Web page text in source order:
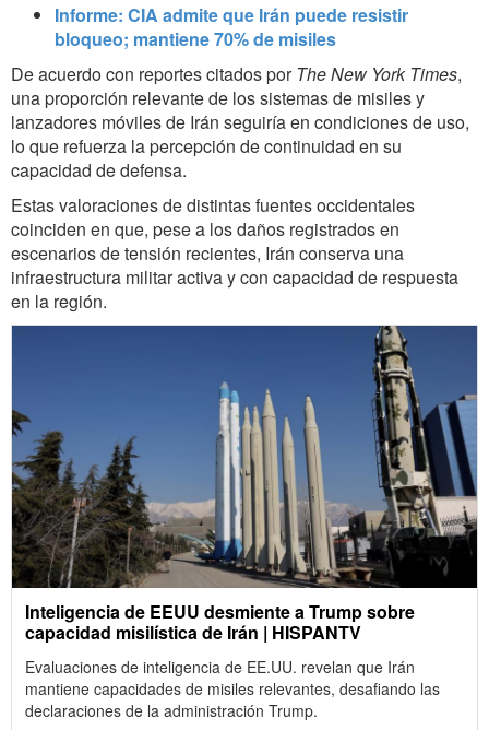
Informe: CIA admite que Irán puede resistir
bloqueo; mantiene 70% de misiles
De acuerdo con reportes citados por The New York Times,
una proporción relevante de los sistemas de misiles y
lanzadores móviles de Irán seguiría en condiciones de uso,
lo que refuerza la percepción de continuidad en su
capacidad de defensa.
Estas valoraciones de distintas fuentes occidentales
coinciden en que, pese a los daños registrados en
escenarios de tensión recientes, Irán conserva una
infraestructura militar activa y con capacidad de respuesta
en la región.
Inteligencia de EEUU desmiente a Trump sobre
capacidad misilística de Irán | HISPANTV
Evaluaciones de inteligencia de EE.UU. revelan que Irán
mantiene capacidades de misiles relevantes, desafiando las
declaraciones de la administración Trump.